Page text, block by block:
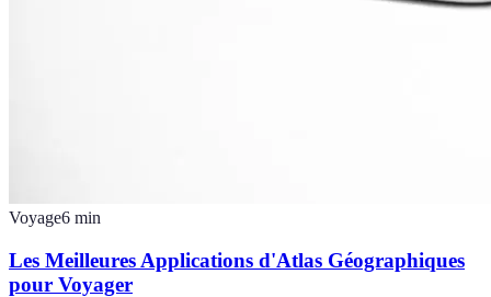
Voyage6 min
Les Meilleures Applications d'Atlas Géographiques
pour Voyager